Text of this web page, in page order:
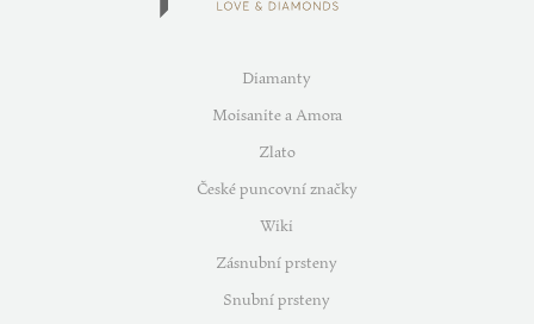
Diamanty
Moisanite a Amora
Zlato
České puncovní značky
Wiki
Zásnubní prsteny
Snubní prsteny